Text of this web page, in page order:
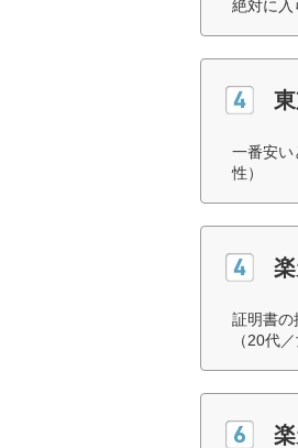
絶対に入
一番安い
性）
証明書の
（20代／